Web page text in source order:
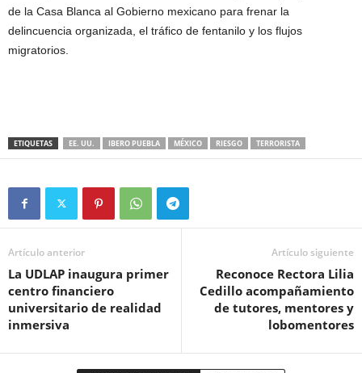
de la Casa Blanca al Gobierno mexicano para frenar la
delincuencia organizada, el tráfico de fentanilo y los flujos
migratorios.
ETIQUETAS EE. UU. IBERO PUEBLA MÉXICO RIESGO TERRORISTA
Artículo anterior
La UDLAP inaugura primer
centro financiero
universitario de realidad
inmersiva
Artículo siguiente
Reconoce Rectora Lilia
Cedillo acompañamiento
de tutores, mentores y
lobomentores